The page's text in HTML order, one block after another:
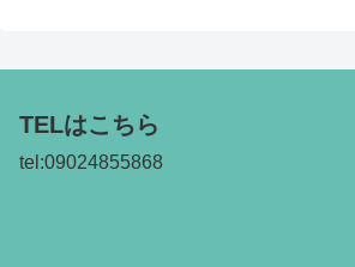
TELはこちら
tel:09024855868